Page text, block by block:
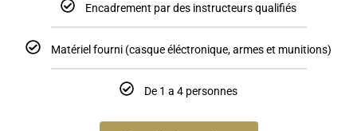
Encadrement par des instructeurs qualifiés
Matériel fourni (casque éléctronique, armes et munitions)
De 1 a 4 personnes